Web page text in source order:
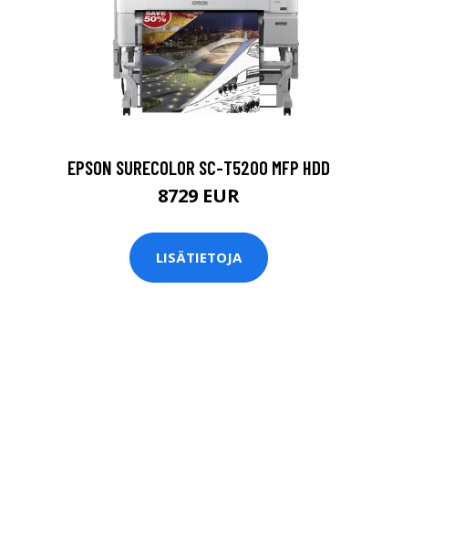
EPSON SURECOLOR SC-T5200 MFP HDD
8729 EUR
LISÄTIETOJA